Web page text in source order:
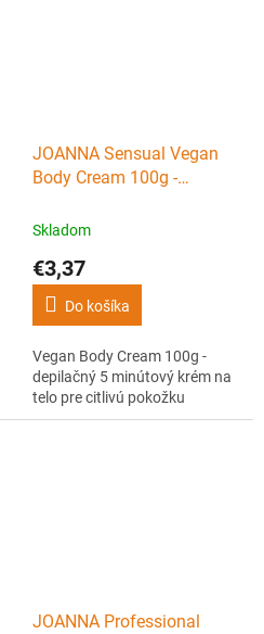
JOANNA Sensual Vegan
Body Cream 100g -
na telo pre citlivú pokožku
Skladom
€3,37
Do košíka
Vegan Body Cream 100g -
depilačný 5 minútový krém na
telo pre citlivú pokožku
JOANNA Professional